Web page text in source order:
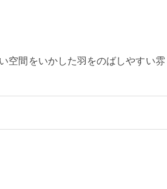
空間をいかした羽をのばしやすい雰